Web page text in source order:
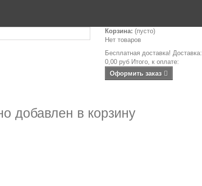
Корзина: (пусто)
Нет товаров
Бесплатная доставка!Доставка:
0,00 руб Итого, к оплате:
Оформить заказ
добавлен в корзину